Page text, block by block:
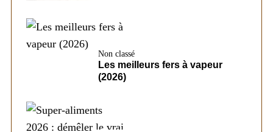
Non classé
Les meilleurs fers à vapeur
(2026)